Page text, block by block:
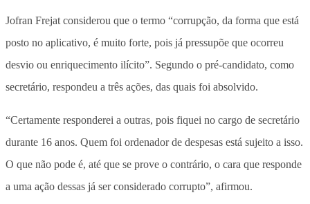
Jofran Frejat considerou que o termo “corrupção, da forma que está
posto no aplicativo, é muito forte, pois já pressupõe que ocorreu
desvio ou enriquecimento ilícito”. Segundo o pré-candidato, como
secretário, respondeu a três ações, das quais foi absolvido.
“Certamente responderei a outras, pois fiquei no cargo de secretário
durante 16 anos. Quem foi ordenador de despesas está sujeito a isso.
O que não pode é, até que se prove o contrário, o cara que responde
a uma ação dessas já ser considerado corrupto”, afirmou.